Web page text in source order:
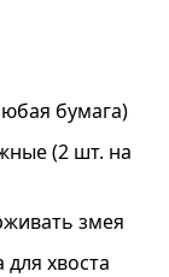
бумага)
(2 шт. на
змея
хвоста